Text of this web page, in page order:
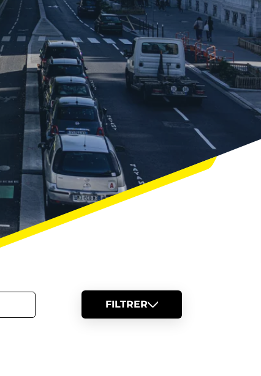
FILTRER